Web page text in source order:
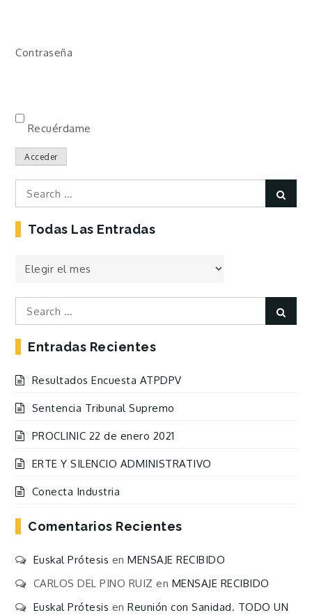
Contraseña
Recuérdame
Acceder
Search
for:
Todas Las Entradas
Todas
Entradas
Search
for:
Entradas Recientes
Resultados Encuesta ATPDPV
Sentencia Tribunal Supremo
PROCLINIC 22 de enero 2021
ERTE Y SILENCIO ADMINISTRATIVO
Conecta Industria
Comentarios Recientes
Euskal Prótesis enMENSAJE RECIBIDO
CARLOS DEL PINO RUIZ en MENSAJE RECIBIDO
Euskal Prótesis enReunión con Sanidad. TODO UN